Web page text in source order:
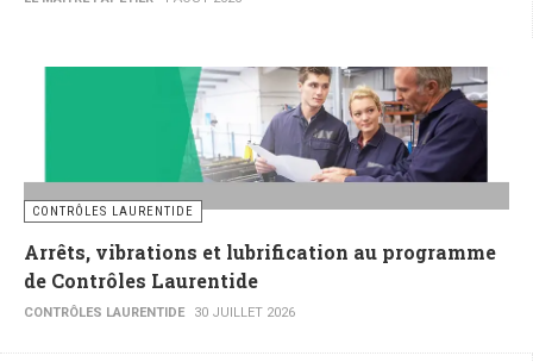
CONTRÔLES LAURENTIDE
Arrêts, vibrations et lubrification au programme
de Contrôles Laurentide
CONTRÔLES LAURENTIDE 30 JUILLET 2026